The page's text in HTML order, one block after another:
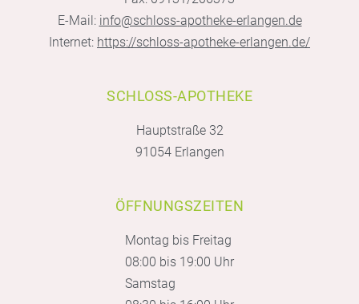
E-Mail: info@schloss-apotheke-erlangen.de
Internet: https://schloss-apotheke-erlangen.de/
SCHLOSS-APOTHEKE
Hauptstraße 32
91054 Erlangen
ÖFFNUNGSZEITEN
Montag bis Freitag
08:00 bis 19:00 Uhr
Samstag